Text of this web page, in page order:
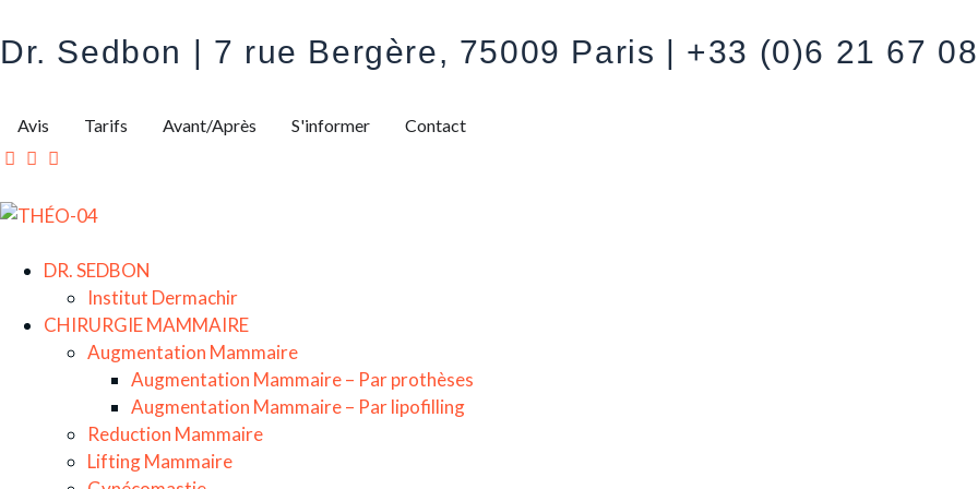
Dr. Sedbon | 7 rue Bergère, 75009 Paris | +33 (0)6 21 67
Avis Tarifs Avant/Après S'informer Contact
DR. SEDBON
Institut Dermachir
CHIRURGIE MAMMAIRE
Augmentation Mammaire
Augmentation Mammaire – Par prothèses
Augmentation Mammaire – Par lipofilling
Reduction Mammaire
Lifting Mammaire